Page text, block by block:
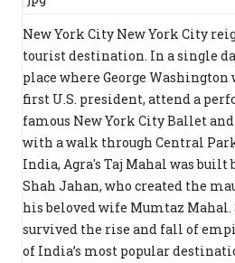
New York City New York City
tourist destination. In a single
place where George Washington
first U.S. president, attend a
famous New York City Ballet and
with a walk through Central
India, Agra's Taj Mahal was
Shah Jahan, who created the
his beloved wife Mumtaz Mahal.
survived the rise and fall of
of India’s most popular